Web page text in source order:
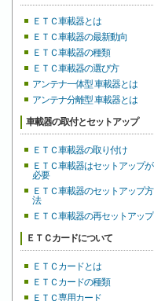
ＥＴＣ車載器とは
ＥＴＣ車載器の最新動向
ＥＴＣ車載器の種類
ＥＴＣ車載器の選び方
アンテナ一体型 車載器とは
アンテナ分離型 車載器とは
車載器の取付とセットアップ
ＥＴＣ車載器の取り付け
ＥＴＣ車載器はセットアップが
必要
ＥＴＣ車載器のセットアップ方
法
ＥＴＣ車載器の再セットアップ
ＥＴＣカードについて
ＥＴＣカードとは
ＥＴＣカードの種類
ＥＴＣ専用カード